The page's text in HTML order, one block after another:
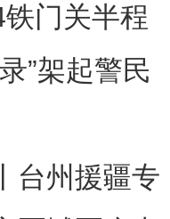
门关半程
跑
”架起警民
台州援疆专